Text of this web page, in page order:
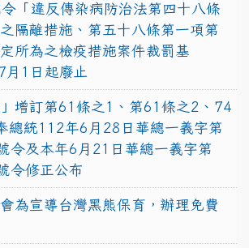
「違反傳染病防治法第四十八條
隔離措施、第五十八條第一項第
所為之檢疫措施案件裁罰基
月1日起廢止
」增訂第61條之1、第61條之2、74
總統112年6月28日華總一義字第
令及本年6月21日華總一義字第
令修正公布
為宣導台灣黑熊保育，辦理免費